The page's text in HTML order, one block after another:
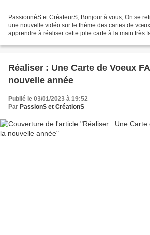
PassionnéS et CréateurS, Bonjour à vous, On se
une nouvelle vidéo sur le thème des cartes de
apprendre à réaliser cette jolie carte à la main très
Réaliser : Une Carte de Voeux
nouvelle année
Publié le 03/01/2023 à 19:52
Par PassionS et CréationS